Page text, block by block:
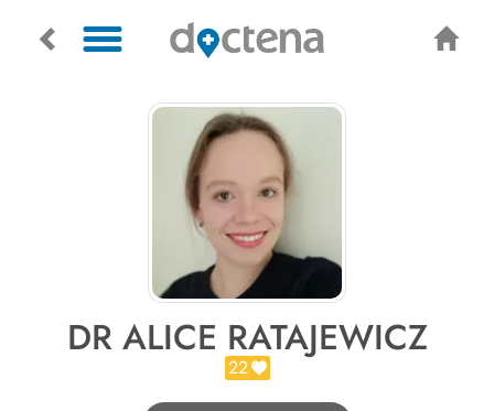
DR ALICE RATAJEWICZ
22